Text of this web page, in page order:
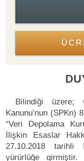
Bilindiği üzere;
Kanunu’nun (SPKn)
“Veri Depolama
İlişkin Esaslar
27.10.2018 tarihli
yürürlüğe girmiştir.